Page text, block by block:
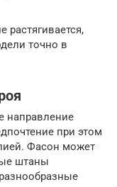
растягивается,
точно в
направление
при этом
Фасон может
штаны